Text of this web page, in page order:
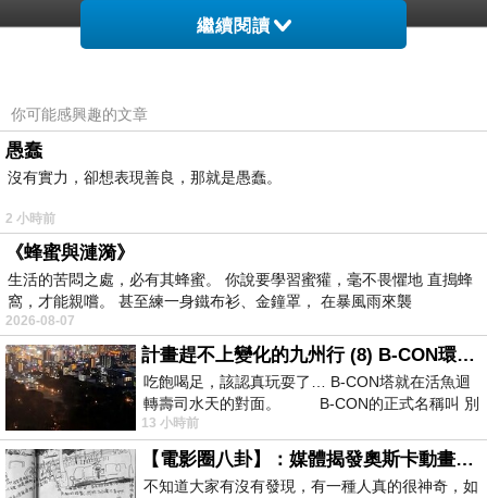
繼續閱讀
你可能感興趣的文章
愚蠢
沒有實力，卻想表現善良，那就是愚蠢。
2 小時前
《蜂蜜與漣漪》
生活的苦悶之處，必有其蜂蜜。 你說要學習蜜獾，毫不畏懼地 直搗蜂
窩，才能親嚐。 甚至練一身鐵布衫、金鐘罩， 在暴風雨來襲
2026-08-07
計畫趕不上變化的九州行 (8) B-CON環球塔
吃飽喝足，該認真玩耍了… B-CON塔就在活魚迴
轉壽司水天的對面。 B-CON的正式名稱叫 別
13 小時前
【電影圈八卦】：媒體揭發奧斯卡動畫項目投票醜聞！好萊塢為什麼看不起動畫電影？
不知道大家有沒有發現，有一種人真的很神奇，如